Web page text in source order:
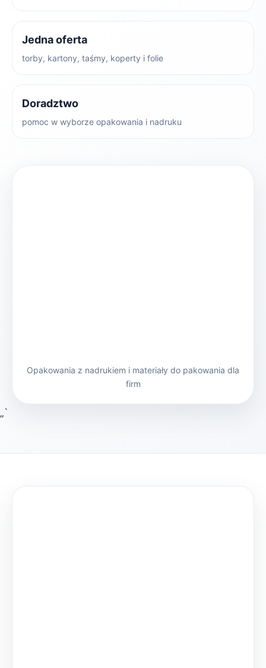
Jedna oferta
torby, kartony, taśmy, koperty i folie
Doradztwo
pomoc w wyborze opakowania i nadruku
Opakowania z nadrukiem i materiały do pakowania dla
firm
„`